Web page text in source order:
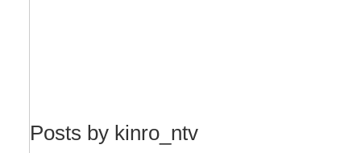
Posts by kinro_ntv